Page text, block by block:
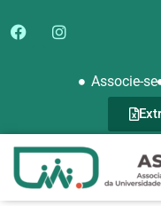
Associe-se